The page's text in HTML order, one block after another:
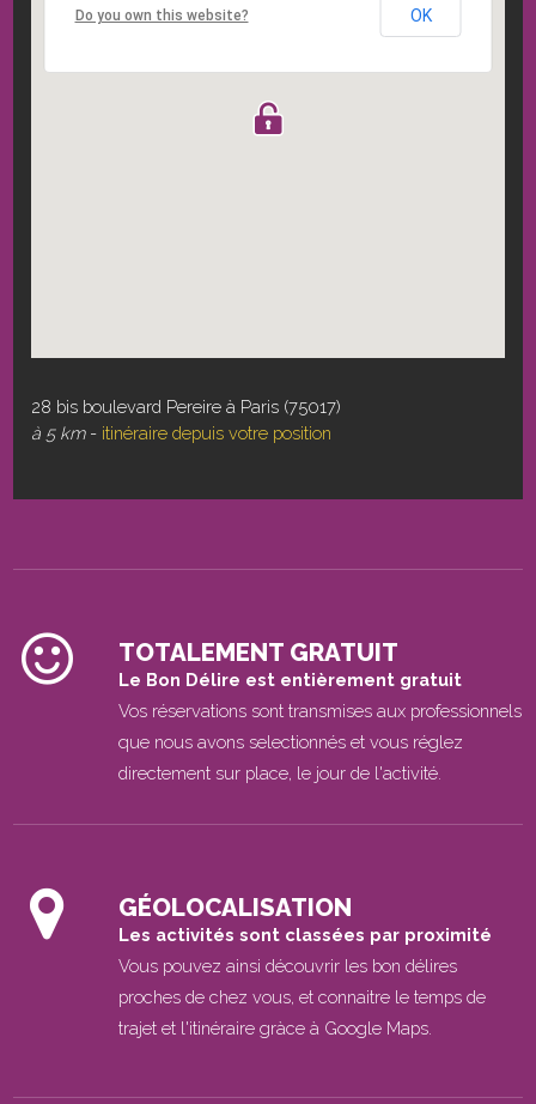
Do you own this website? OK
28 bis boulevard Pereire à Paris (75017)
à 5 km- itinéraire depuis votre position
TOTALEMENT GRATUIT
Le Bon Délire est entièrement gratuit
Vos réservations sont transmises aux professionnels
que nous avons selectionnés et vous réglez
directement sur place, le jour de l'activité.
GÉOLOCALISATION
Les activités sont classées par proximité
Vous pouvez ainsi découvrir les bon délires
proches de chez vous, et connaitre le temps de
trajet et l'itinéraire gràce à Google Maps.